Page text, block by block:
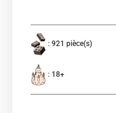
: 921 pièce(s)
: 18+